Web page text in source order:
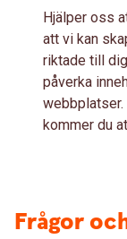
Hjälper oss
att vi kan
riktade till
påverka
kommer du
Frågor